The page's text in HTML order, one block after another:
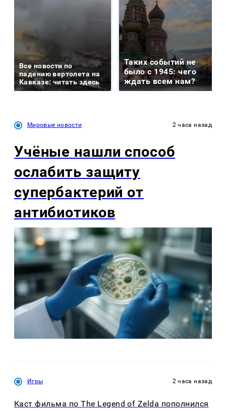
Все новости по
падению вертолета на
Кавказе: читать здесь
Таких событий не
было с 1945: чего
ждать всем нам?
Мировые новости 2 часа назад
Учёные нашли способ
ослабить защиту
супербактерий от
антибиотиков
Игры 2 часа назад
Каст фильма по The Legend of Zelda пополнился